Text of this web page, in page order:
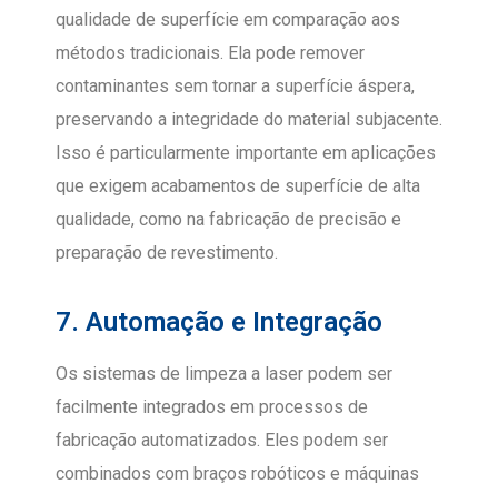
qualidade de superfície em comparação aos
métodos tradicionais. Ela pode remover
contaminantes sem tornar a superfície áspera,
preservando a integridade do material subjacente.
Isso é particularmente importante em aplicações
que exigem acabamentos de superfície de alta
qualidade, como na fabricação de precisão e
preparação de revestimento.
7. Automação e Integração
Os sistemas de limpeza a laser podem ser
facilmente integrados em processos de
fabricação automatizados. Eles podem ser
combinados com braços robóticos e máquinas